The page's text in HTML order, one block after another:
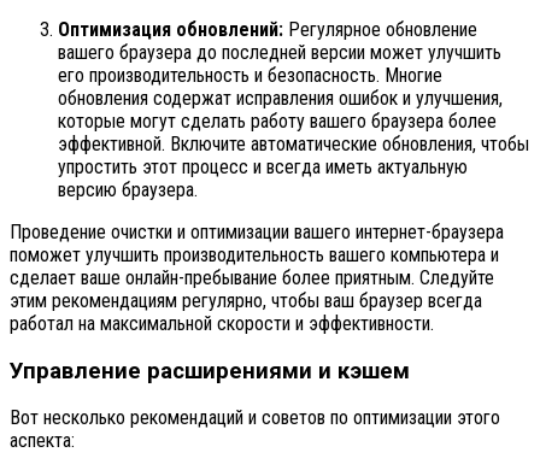
Оптимизация обновлений: Регулярное обновление
вашего браузера до последней версии может улучшить
его производительность и безопасность. Многие
обновления содержат исправления ошибок и улучшения,
которые могут сделать работу вашего браузера более
эффективной. Включите автоматические обновления, чтобы
упростить этот процесс и всегда иметь актуальную
версию браузера.
Проведение очистки и оптимизации вашего интернет-браузера
поможет улучшить производительность вашего компьютера и
сделает ваше онлайн-пребывание более приятным. Следуйте
этим рекомендациям регулярно, чтобы ваш браузер всегда
работал на максимальной скорости и эффективности.
Управление расширениями и кэшем
Вот несколько рекомендаций и советов по оптимизации этого
аспекта: